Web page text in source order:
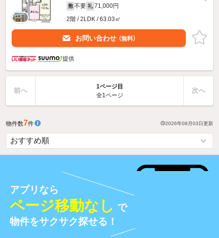
敷 不要 礼 71,000円
2階 / 2LDK / 63.03㎡
お問い合わせ （無料）
提供
前へ
1ページ目
全1ページ
次へ
物件数7件 2026年08月03日更新
アプリなら
ページ移動なし で
物件をサクサク探せる！